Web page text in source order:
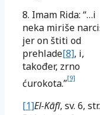
8. Imam Rida: “…i
neka miriše
jer on štiti od
prehlade[8], i,
također, zrno
ćurokota.”[9]
[1]El-Kāfī, sv. 6, str.